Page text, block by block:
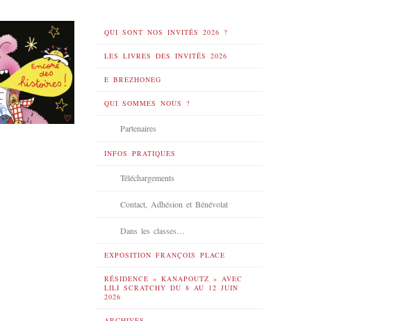
QUI SONT NOS INVITÉS 2026 ?
LES LIVRES DES INVITÉS 2026
E BREZHONEG
QUI SOMMES NOUS ?
Partenaires
INFOS PRATIQUES
Téléchargements
Contact, Adhésion et Bénévolat
Dans les classes…
EXPOSITION FRANÇOIS PLACE
RÉSIDENCE « KANAPOUTZ » AVEC
LILI SCRATCHY DU 8 AU 12 JUIN
2026